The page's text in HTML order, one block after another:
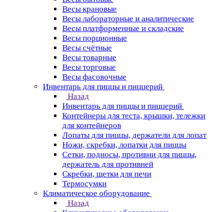
Весы крановые
Весы лабораторные и аналитические
Весы платформенные и складские
Весы порционные
Весы счётные
Весы товарные
Весы торговые
Весы фасовочные
Инвентарь для пиццы и пиццерий
Назад
Инвентарь для пиццы и пиццерий
Контейнеры для теста, крышки, тележки
для контейнеров
Лопаты для пиццы, держатели для лопат
Ножи, скребки, лопатки для пиццы
Сетки, подносы, противни для пиццы,
держатель для противней
Скребки, щетки для печи
Термосумки
Климатическое оборудование
Назад